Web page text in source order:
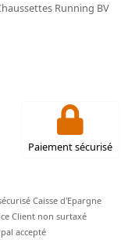
Running BV
Paiement sécurisé
Paiement CB sécurisé Caisse d'Epargne
Client non surtaxé
accepté